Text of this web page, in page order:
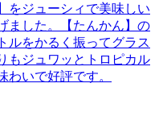
をジューシィで美味しい
ました。【たんかん】の
ルをかるく振ってグラス
もジュワッとトロピカル
わいで好評です。